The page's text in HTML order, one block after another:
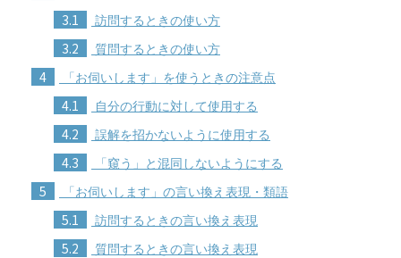
3.1 訪問するときの使い方
3.2 質問するときの使い方
4 「お伺いします」を使うときの注意点
4.1 自分の行動に対して使用する
4.2 誤解を招かないように使用する
4.3 「窺う」と混同しないようにする
5 「お伺いします」の言い換え表現・類語
5.1 訪問するときの言い換え表現
5.2 質問するときの言い換え表現